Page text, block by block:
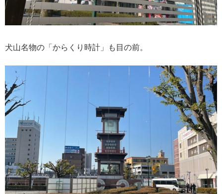
犬山名物の「からくり時計」も目の前。